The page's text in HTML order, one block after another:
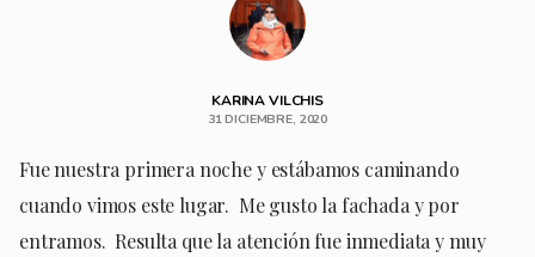
KARINA VILCHIS
31 DICIEMBRE, 2020
Fue nuestra primera noche y estábamos caminando
cuando vimos este lugar. Me gusto la fachada y por
entramos. Resulta que la atención fue inmediata y muy